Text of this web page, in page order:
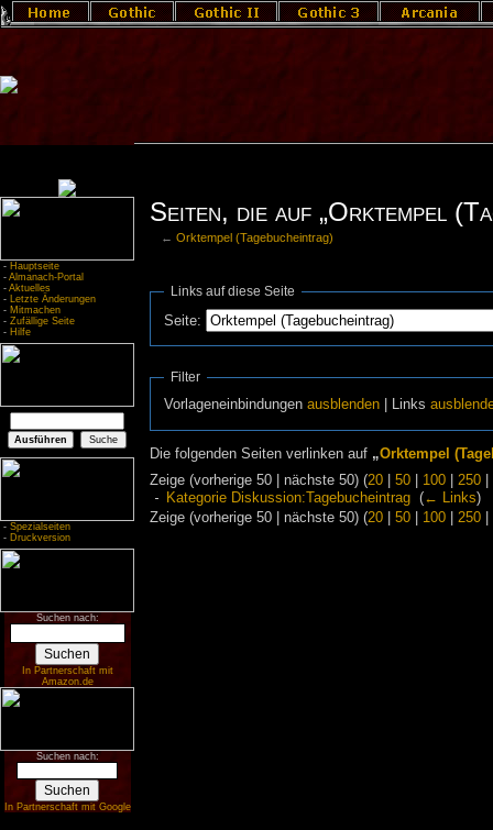
- Hauptseite
- Almanach-Portal
- Aktuelles
- Letzte Änderungen
- Mitmachen
- Zufällige Seite
- Hilfe
- Spezialseiten
- Druckversion
Suchen nach:
In Partnerschaft mit
Amazon.de
Suchen nach:
In Partnerschaft mit Google
Seiten, die auf „Orktempel
←Orktempel (Tagebucheintrag)
Links auf diese Seite
Seite:
Filter
Vorlageneinbindungenausblenden | Links
Die folgenden Seiten verlinken auf „Orktempel
Zeige (vorherige 50 | nächste 50) (20| 50| 100| 250|
Kategorie Diskussion:Tagebucheintrag‎ (← Links)
Zeige (vorherige 50 | nächste 50) (20| 50| 100| 250|